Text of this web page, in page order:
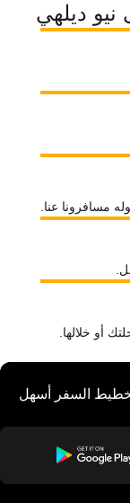
نيو ديلهي
مسافرونا عنا.
أو خلالها.
السفر أسهل